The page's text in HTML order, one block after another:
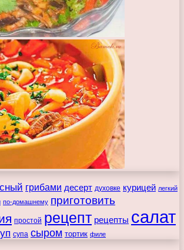
грибами десерт духовке курицей легкий
по-домашнему приготовить
простой рецепт рецепты салат
супа сыром тортик филе